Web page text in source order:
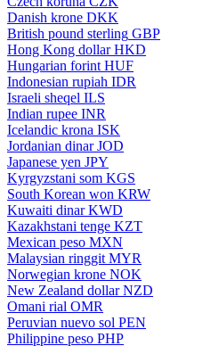
Danish krone DKK
British pound sterling GBP
Hong Kong dollar HKD
Hungarian forint HUF
Indonesian rupiah IDR
Israeli sheqel ILS
Indian rupee INR
Icelandic krona ISK
Jordanian dinar JOD
Japanese yen JPY
Kyrgyzstani som KGS
South Korean won KRW
Kuwaiti dinar KWD
Kazakhstani tenge KZT
Mexican peso MXN
Malaysian ringgit MYR
Norwegian krone NOK
New Zealand dollar NZD
Omani rial OMR
Peruvian nuevo sol PEN
Philippine peso PHP